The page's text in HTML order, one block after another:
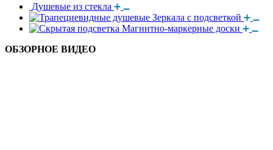
Душевые из стекла
Зеркала с подсветкой
Магнитно-маркерные доски
ОБЗОРНОЕ ВИДЕО